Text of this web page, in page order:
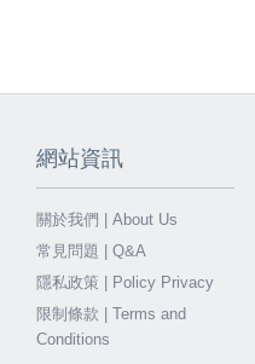
網站資訊
關於我們 | About Us
常見問題 | Q&A
隱私政策 | Policy Privacy
限制條款 | Terms and
Conditions